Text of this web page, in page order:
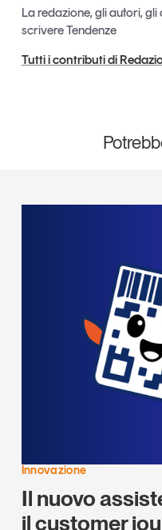
La redazione, gli autori,
scrivere Tendenze
Tutti i contributi di
Innovazione
Il nuovo
il customer